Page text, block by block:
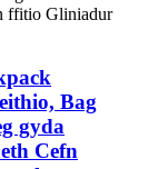
Bag
gyda
Cefn